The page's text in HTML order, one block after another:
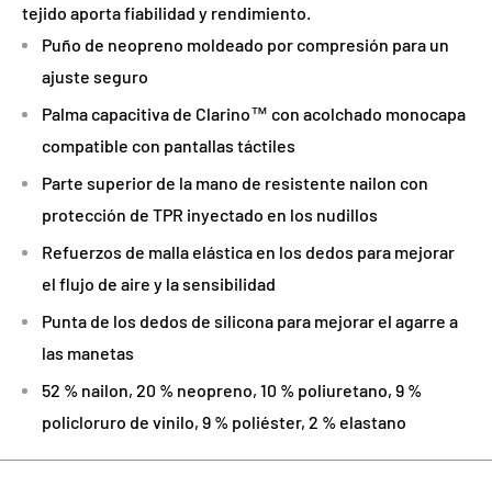
tejido aporta fiabilidad y rendimiento.
Puño de neopreno moldeado por compresión para un
ajuste seguro
Palma capacitiva de Clarino™ con acolchado monocapa
compatible con pantallas táctiles
Parte superior de la mano de resistente nailon con
protección de TPR inyectado en los nudillos
Refuerzos de malla elástica en los dedos para mejorar
el flujo de aire y la sensibilidad
Punta de los dedos de silicona para mejorar el agarre a
las manetas
52 % nailon, 20 % neopreno, 10 % poliuretano, 9 %
policloruro de vinilo, 9 % poliéster, 2 % elastano